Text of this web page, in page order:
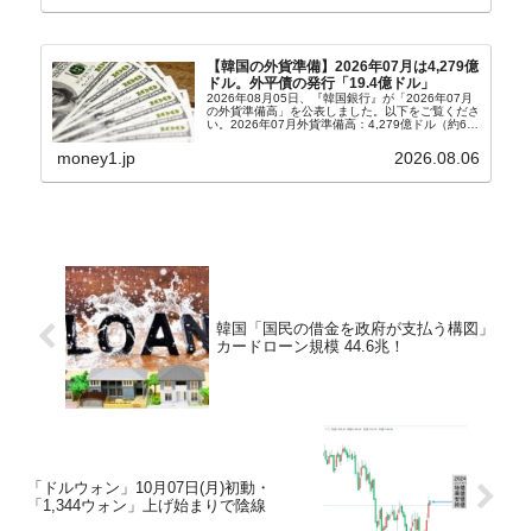
【韓国の外貨準備】2026年07月は4,279億
ドル。外平債の発行「19.4億ドル」
2026年08月05日、『韓国銀行』が「2026年07月
の外貨準備高」を公表しました。以下をご覧くださ
い。2026年07月外貨準備高：4,279億ドル（約67
money1.jp 2026.08.06
韓国「国民の借金を政府が支払う構図」
カードローン規模 44.6兆！
「ドルウォン」10月07日(月)初動・
「1,344ウォン」上げ始まりで陰線